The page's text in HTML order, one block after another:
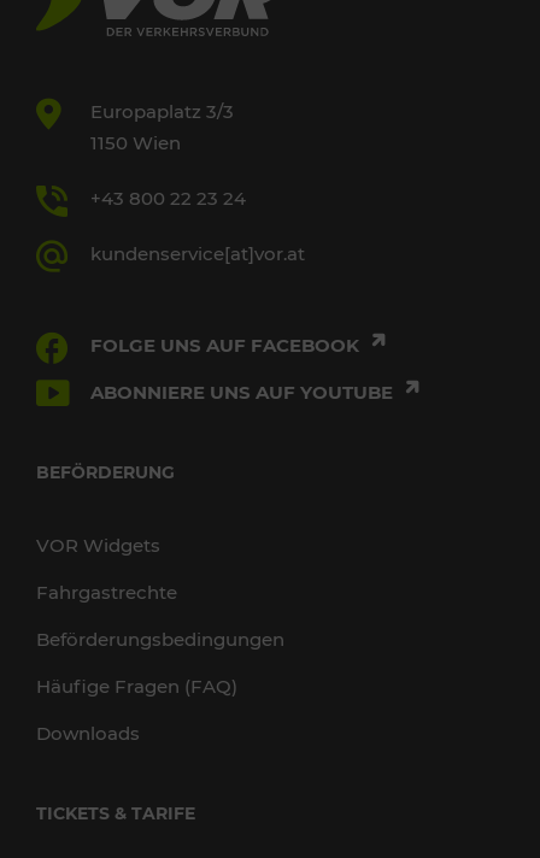
Europaplatz 3/3
1150 Wien
+43 800 22 23 24
kundenservice[at]vor.at
FOLGE UNS AUF FACEBOOK
ABONNIERE UNS AUF YOUTUBE
BEFÖRDERUNG
VOR Widgets
Fahrgastrechte
Beförderungsbedingungen
Häufige Fragen (FAQ)
Downloads
TICKETS & TARIFE